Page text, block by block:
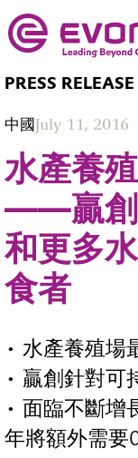
PRESS RELEASE
中國July 11, 2016
水產養
——贏創
和更多
食者
• 水產養殖場
• 贏創針對可
• 面臨不斷增
年將額外需要